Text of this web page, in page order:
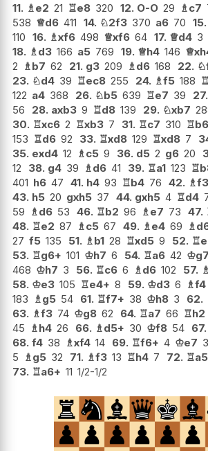
11. ♗e2 21 ♖e8 320 12. O-O 29 ♗c7
538 ♕d6 411 14. ♘2f3 370 a6 70 15.
110 16. ♗xf6 498 ♕xf6 64 17. ♕d4 3
18. ♗d3 166 a5 769 19. ♕h4 146 ♕
2 ♗b7 62 21. g3 209 ♗d6 168 22. ♘
23. ♘d4 39 ♖ec8 255 24. ♗f5 188 ♖
122 a4 368 26. ♘b5 639 ♖e7 39 27.
56
28. axb3 9 ♖d8 139 29. ♘xb7
30. ♖xc6 2 ♖xb3 7 31. ♖c7 310 ♖b6
153 ♖d6 92 33. ♖xd8 129 ♖xd8 7
35. exd4 12 ♗c5 9 36. d5 2 g6 20
12
38. g4 39 ♗d6 41 39. ♖a1 123 ♖
401 h6 47 41. h4 93 ♖b4 76 42. ♗f3
43. h5 20 gxh5 37 44. gxh5 4 ♖d4
59 ♗d6 53 46. ♖b2 96 ♗e7 73 47.
48. ♖e2 87 ♗c5 67 49. ♗e4 69 ♗
27 f5 135 51. ♗b1 28 ♖xd5 9 52. ♖
53. ♖g6+ 101 ♔h7 6 54. ♖a6 42 ♔g7
468 ♔h7 3 56. ♖c6 6 ♗d6 102 57. ♗
58. ♔e3 105 ♖e4+ 8 59. ♔d3 6 ♗f4
183 ♗g5 54 61. ♖f7+ 38 ♔h8 3 62.
63. ♗f3 74 ♔g8 62 64. ♖a7 66 ♖h2
45 ♗h4 26 66. ♗d5+ 30 ♔f8 54 67.
68. f4 38 ♗xf4 14 69. ♖f6+ 4 ♔e7 3
5 ♗g5 32 71. ♗f3 13 ♖h4 7 72. ♖a5
73. ♖a6+ 11 1/2-1/2